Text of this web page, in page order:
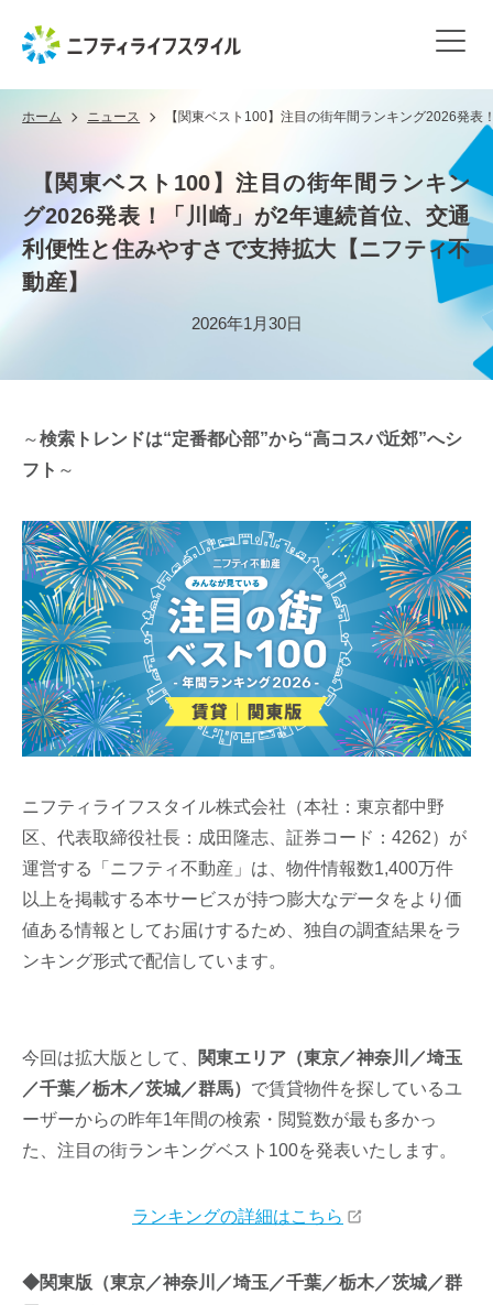
ホーム ニュース 【関東ベスト100】注目の街年間ランキング2026発
【関東ベスト100】注目の街年間ランキン
グ2026発表！「川崎」が2年連続首位、交通
利便性と住みやすさで支持拡大【ニフティ不
動産】
2026年1月30日
～検索トレンドは“定番都心部”から“高コスパ近郊”へシ
フト ～
ニフティライフスタイル株式会社（本社：東京都中野
区、代表取締役社長：成田隆志、証券コード：4262）が
運営する「ニフティ不動産」は、物件情報数1,400万件
以上を掲載する本サービスが持つ膨大なデータをより価
値ある情報としてお届けするため、独自の調査結果をラ
ンキング形式で配信しています。
今回は拡大版として、
関東エリア（東京／神奈川／埼玉
／千葉／栃木／茨城／群馬） で賃貸物件を探しているユ
ーザーからの昨年1年間の検索・閲覧数が最も多かっ
た、注目の街ランキングベスト100を発表いたします。
ランキングの詳細はこちら
◆関東版（東京／神奈川／埼玉／千葉／栃木／茨城／群